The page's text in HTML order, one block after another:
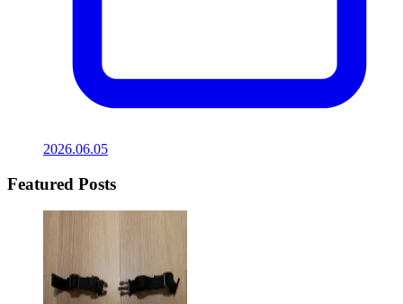
2026.06.05
Featured Posts